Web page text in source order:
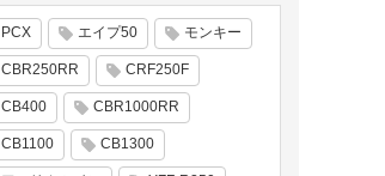
PCX エイプ50 モンキー
CBR250RR CRF250F
CB400 CBR1000RR
CB1100 CB1300